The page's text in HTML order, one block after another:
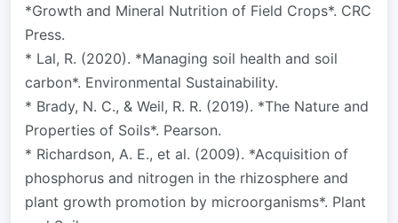
*Growth and Mineral Nutrition of Field Crops*. CRC
Press.
* Lal, R. (2020). *Managing soil health and soil
carbon*. Environmental Sustainability.
* Brady, N. C., & Weil, R. R. (2019). *The Nature and
Properties of Soils*. Pearson.
* Richardson, A. E., et al. (2009). *Acquisition of
phosphorus and nitrogen in the rhizosphere and
plant growth promotion by microorganisms*. Plant